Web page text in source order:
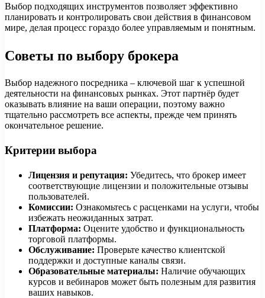
Выбор подходящих инструментов позволяет эффективно
планировать и контролировать свои действия в финансовом
мире, делая процесс гораздо более управляемым и понятным.
Советы по выбору брокера
Выбор надежного посредника – ключевой шаг к успешной
деятельности на финансовых рынках. Этот партнёр будет
оказывать влияние на ваши операции, поэтому важно
тщательно рассмотреть все аспекты, прежде чем принять
окончательное решение.
Критерии выбора
Лицензия и репутация: Убедитесь, что брокер имеет
соответствующие лицензии и положительные отзывы
пользователей.
Комиссии: Ознакомьтесь с расценками на услуги, чтобы
избежать неожиданных затрат.
Платформа: Оцените удобство и функциональность
торговой платформы.
Обслуживание: Проверьте качество клиентской
поддержки и доступные каналы связи.
Образовательные материалы: Наличие обучающих
курсов и вебинаров может быть полезным для развития
ваших навыков.